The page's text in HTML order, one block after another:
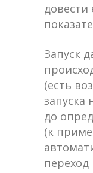
Запуск
(есть
запуска
до
(к